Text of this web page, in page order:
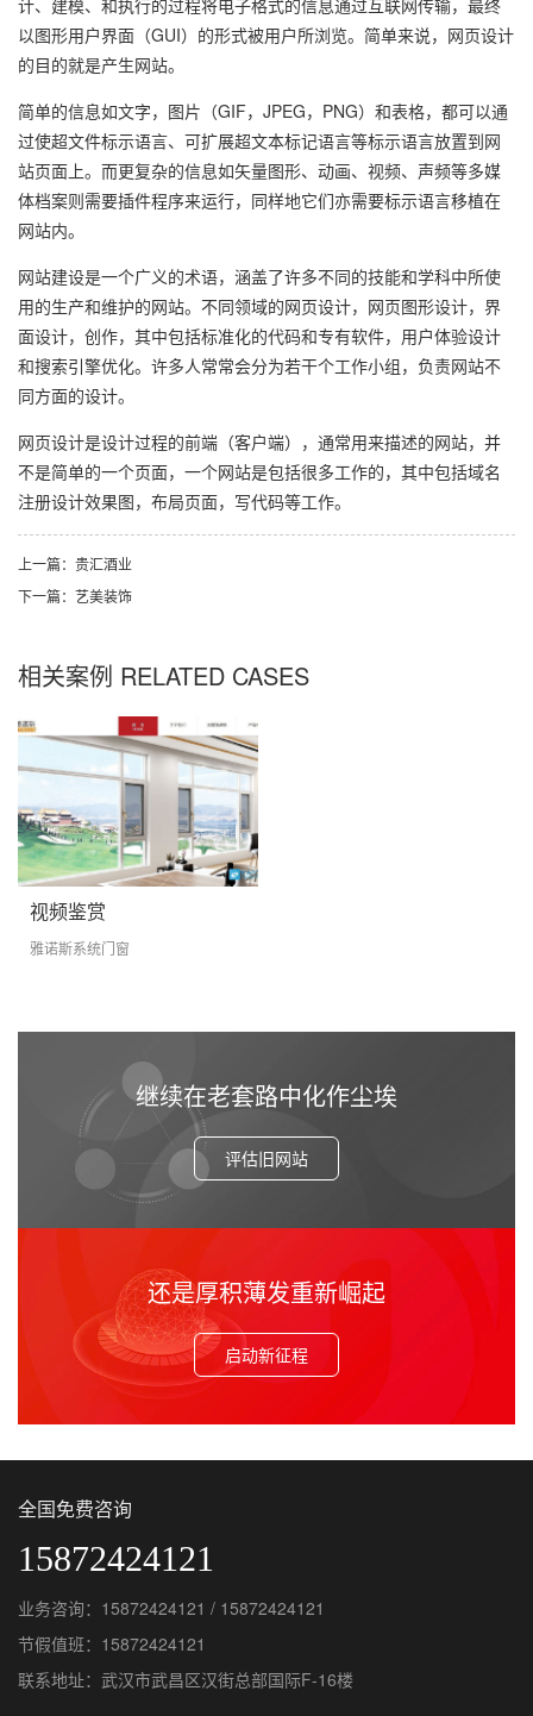
计、建模、和执行的过程将电子格式的信息通过互联网传输，最终
以图形用户界面（GUI）的形式被用户所浏览。简单来说，网页设计
的目的就是产生网站。
简单的信息如文字，图片（GIF，JPEG，PNG）和表格，都可以通
过使超文件标示语言、可扩展超文本标记语言等标示语言放置到网
站页面上。而更复杂的信息如矢量图形、动画、视频、声频等多媒
体档案则需要插件程序来运行，同样地它们亦需要标示语言移植在
网站内。
网站建设是一个广义的术语，涵盖了许多不同的技能和学科中所使
用的生产和维护的网站。不同领域的网页设计，网页图形设计，界
面设计，创作，其中包括标准化的代码和专有软件，用户体验设计
和搜索引擎优化。许多人常常会分为若干个工作小组，负责网站不
同方面的设计。
网页设计是设计过程的前端（客户端），通常用来描述的网站，并
不是简单的一个页面，一个网站是包括很多工作的，其中包括域名
注册设计效果图，布局页面，写代码等工作。
上一篇：贵汇酒业
下一篇：艺美装饰
相关案例 RELATED CASES
视频鉴赏
雅诺斯系统门窗
继续在老套路中化作尘埃
评估旧网站
还是厚积薄发重新崛起
启动新征程
全国免费咨询
15872424121
业务咨询：15872424121 / 15872424121
节假值班：15872424121
联系地址：武汉市武昌区汉街总部国际F-16楼